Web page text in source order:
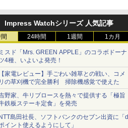
Impress Watchシリーズ 人気記事
24時間 1週間 1カ月
スド「Mrs. GREEN APPLE」のコラボドーナ
4種、いよいよ発売！
家電レビュー】手ごわい雑草との戦い、コメ
の草刈機で完全勝利 掃除機感覚で使えた
野家、牛リブロースを熱々で提供する「極旨
鉄板ステーキ定食」を発売
島田社長、ソフトバンクのセブン出資に「d
イント使えるようにして」